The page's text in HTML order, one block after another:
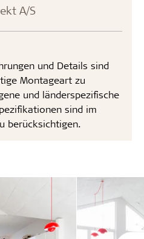
A/S
und Details sind
Montageart zu
und länderspezifische
sind im
berücksichtigen.